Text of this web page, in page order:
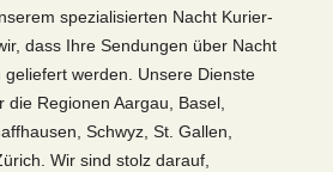
spezialisierten Nacht Kurier-
dass Ihre Sendungen über Nacht
werden. Unsere Dienste
die Regionen Aargau, Basel,
Schwyz, St. Gallen,
Wir sind stolz darauf,